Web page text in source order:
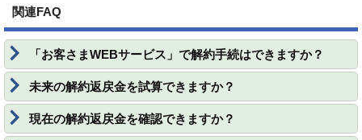
関連FAQ
「お客さまWEBサービス」で解約手続はできますか？
未来の解約返戻金を試算できますか？
現在の解約返戻金を確認できますか？